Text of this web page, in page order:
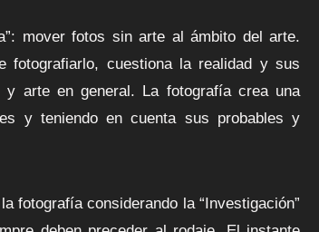
mover fotos sin arte al ámbito del arte.
fotografiarlo, cuestiona la realidad y sus
arte en general. La fotografía crea una
y teniendo en cuenta sus probables y
fotografía considerando la “Investigación”